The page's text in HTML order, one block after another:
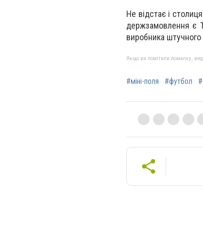
Не відстає і
держзамовлення є
виробника
Якщо ви помітили помилку,
#міні-поля #футбол